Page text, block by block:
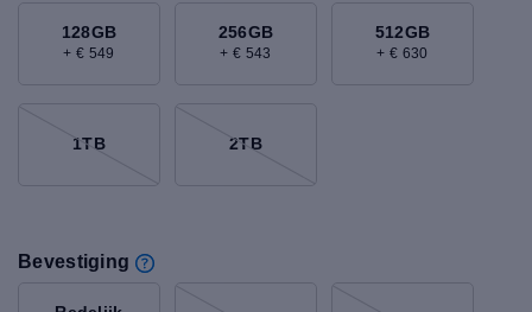
128GB
+ € 549
256GB
+ € 543
512GB
+ € 630
1TB 2TB
Bevestiging